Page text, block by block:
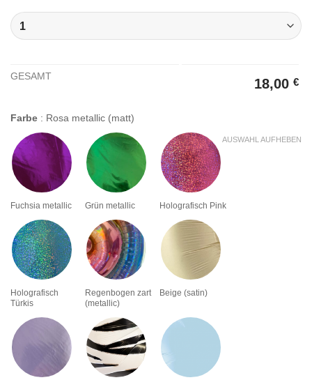
GESAMT 18,00 €
Farbe : Rosa metallic (matt)
Fuchsia metallic Grün metallic Holografisch Pink
Holografisch
Türkis
Regenbogen zart
(metallic)
Beige (satin)
AUSWAHL AUFHEBEN